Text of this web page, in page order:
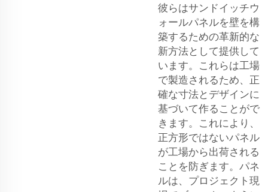
彼らはサンドイッチウ
ォールパネルを壁を構
築するための革新的な
新方法として提供して
います。これらは工場
で製造されるため、正
確な寸法とデザインに
基づいて作ることがで
きます。これにより、
正方形ではないパネル
が工場から出荷される
ことを防ぎます。パネ
ルは、プロジェクト現